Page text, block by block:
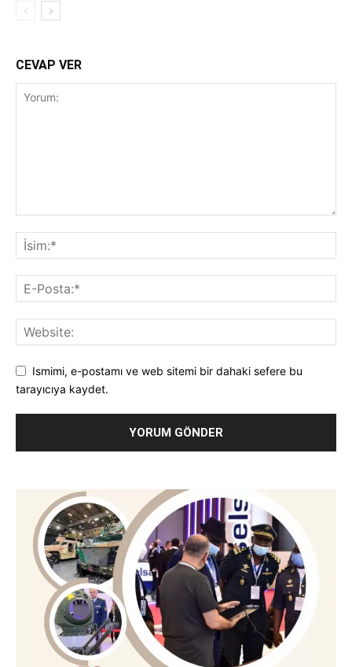
CEVAP VER
Ismimi, e-postamı ve web sitemi bir dahaki sefere bu
tarayıcıya kaydet.